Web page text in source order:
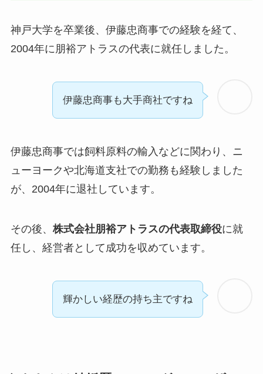
神戸大学を卒業後、伊藤忠商事での経験を経て、
2004年に朋裕アトラスの代表に就任しました。
伊藤忠商事も大手商社ですね
伊藤忠商事では飼料原料の輸入などに関わり、ニ
ューヨークや北海道支社での勤務も経験しました
が、2004年に退社しています。
その後、 株式会社朋裕アトラスの代表取締役に就
任し、経営者として成功を収めています。
輝かしい経歴の持ち主ですね